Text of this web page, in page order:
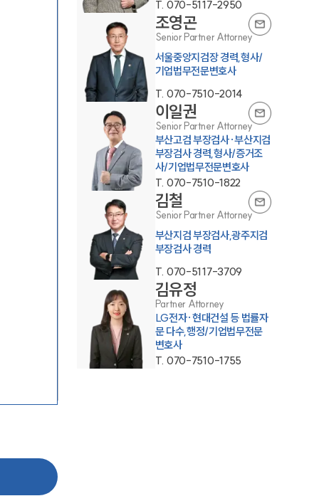
SERVICES
기업법무그룹 업무
전체
T. 070-5117-2950
조영곤
Senior Partner Attorney
서울중앙지검장 경력,형사/
기업법무전문변호사
T. 070-7510-2014
이일권
Senior Partner Attorney
부산고검 부장검사·부산지검
부장검사 경력,형사/증거조
사/기업법무전문변호사
T. 070-7510-1822
김철
Senior Partner Attorney
부산지검 부장검사,광주지검
부장검사 경력
T. 070-5117-3709
김유정
Partner Attorney
LG전자·현대건설 등 법률자
문 다수,행정/기업법무전문
변호사
T. 070-7510-1755